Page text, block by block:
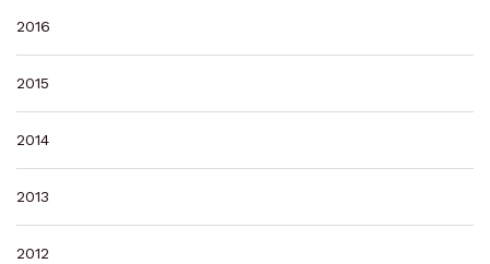
2016
2015
2014
2013
2012